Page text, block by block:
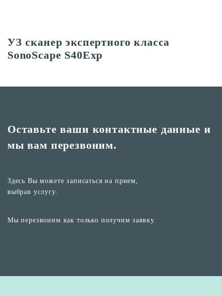
УЗ сканер экспертного класса
SonoScape S40Exp
Оставьте ваши контактные данные и
мы вам перезвоним.
Здесь Вы можете записаться на прием,
выбрав услугу.
Мы перезвоним как только получим заявку.